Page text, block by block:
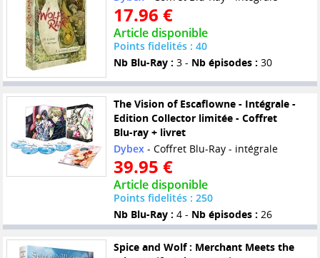
17.96 €
Article disponible
Points fidelités : 40
Nb Blu-Ray : 3 - Nb épisodes : 30
The Vision of Escaflowne - Intégrale -
Edition Collector limitée - Coffret
Blu-ray + livret
Dybex- Coffret Blu-Ray - intégrale
39.95 €
Article disponible
Points fidelités : 250
Nb Blu-Ray : 4 - Nb épisodes : 26
Spice and Wolf : Merchant Meets the